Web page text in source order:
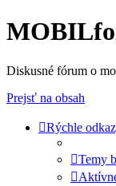
Diskusné fórum o
Prejsť na obsah
Rýchle
Temy